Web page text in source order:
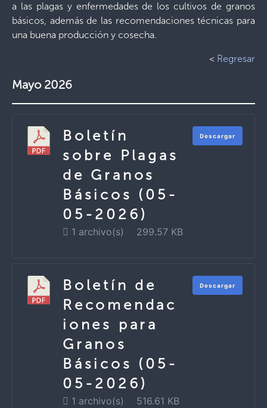
a las plagas y enfermedades de los cultivos de granos
básicos, además de las recomendaciones técnicas para
una buena producción y cosecha.
< Regresar
Mayo 2026
Boletín
sobre Plagas
de Granos
Básicos (05-
05-2026)
1 archivo(s) 299.57 KB
Descargar
Boletín de
Recomendac
iones para
Granos
Básicos (05-
05-2026)
1 archivo(s) 516.61 KB
Descargar